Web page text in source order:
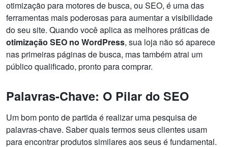
otimização para motores de busca, ou SEO, é uma das
ferramentas mais poderosas para aumentar a visibilidade
do seu site. Quando você aplica as melhores práticas de
otimização SEO no WordPress, sua loja não só aparece
nas primeiras páginas de busca, mas também atrai um
público qualificado, pronto para comprar.
Palavras-Chave: O Pilar do SEO
Um bom ponto de partida é realizar uma pesquisa de
palavras-chave. Saber quais termos seus clientes usam
para encontrar produtos similares aos seus é fundamental.